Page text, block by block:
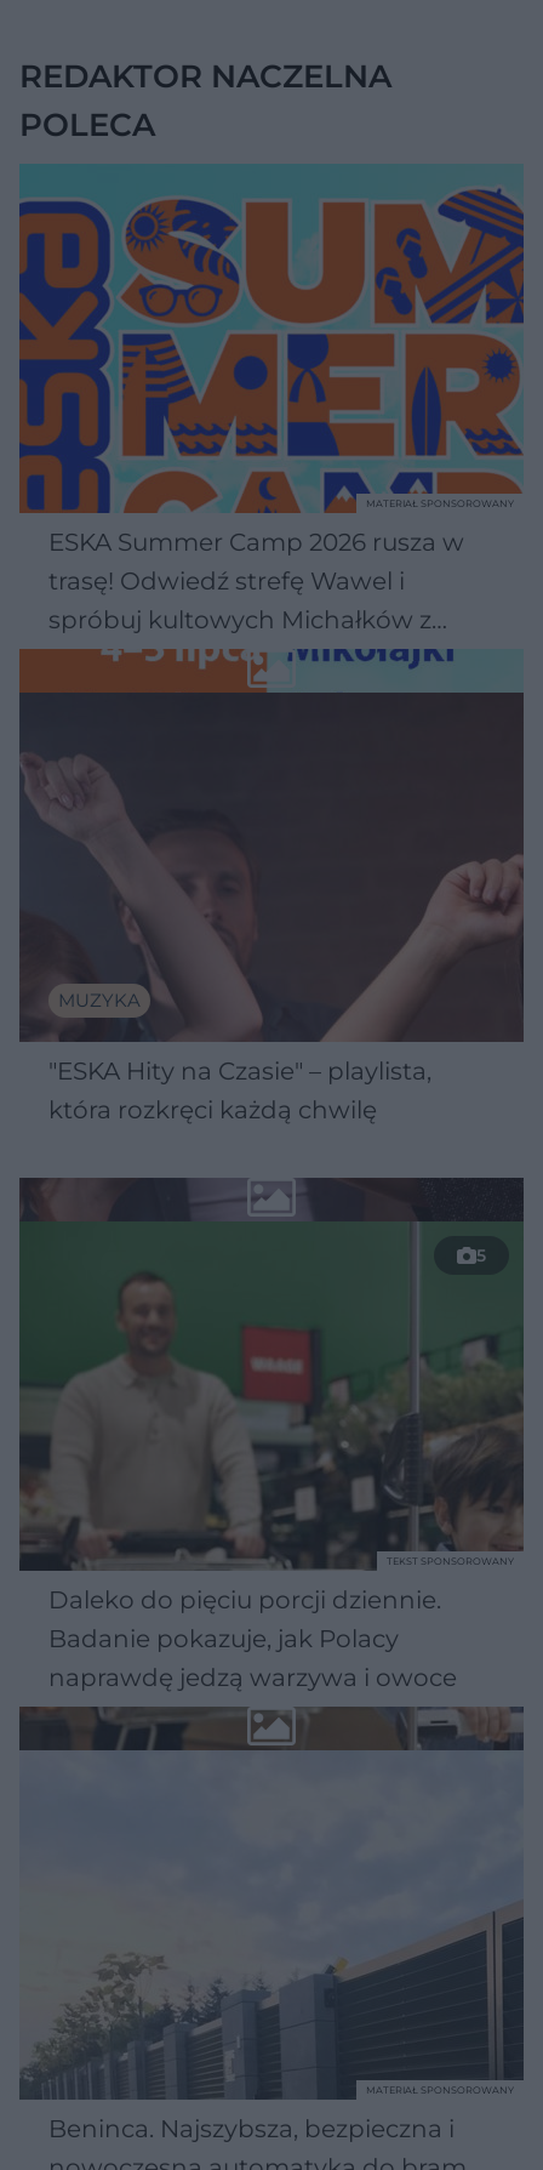
REDAKTOR NACZELNA
POLECA
ESKA Summer Camp 2026 rusza w
trasę! Odwiedź strefę Wawel i
spróbuj kultowych Michałków z
Wawelu
MATERIAŁ SPONSOROWANY
MUZYKA
"ESKA Hity na Czasie" – playlista,
która rozkręci każdą chwilę
5
Daleko do pięciu porcji dziennie.
Badanie pokazuje, jak Polacy
naprawdę jedzą warzywa i owoce
TEKST SPONSOROWANY
Beninca. Najszybsza, bezpieczna i
MATERIAŁ SPONSOROWANY